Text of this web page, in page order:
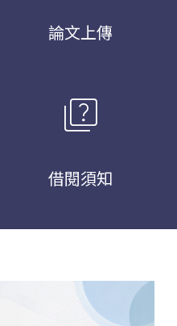
論文上傳
quiz
借閱須知